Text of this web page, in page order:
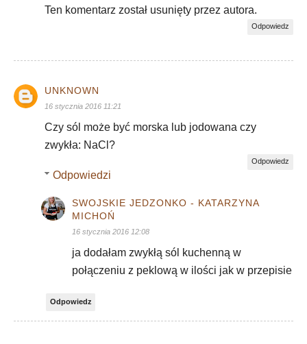
Ten komentarz został usunięty przez autora.
Odpowiedz
UNKNOWN
16 stycznia 2016 11:21
Czy sól może być morska lub jodowana czy
zwykła: NaCl?
Odpowiedz
Odpowiedzi
SWOJSKIE JEDZONKO - KATARZYNA
MICHOŃ
16 stycznia 2016 12:08
ja dodałam zwykłą sól kuchenną w
połączeniu z peklową w ilości jak w przepisie
Odpowiedz